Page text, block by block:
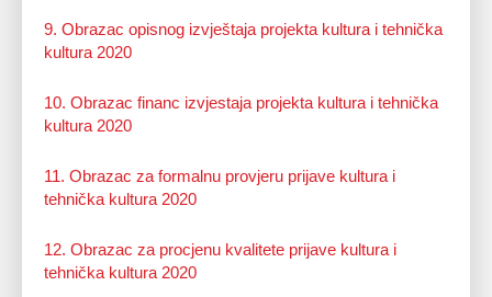
9. Obrazac opisnog izvještaja projekta kultura i tehnička
kultura 2020
10. Obrazac financ izvjestaja projekta kultura i tehnička
kultura 2020
11. Obrazac za formalnu provjeru prijave kultura i
tehnička kultura 2020
12. Obrazac za procjenu kvalitete prijave kultura i
tehnička kultura 2020